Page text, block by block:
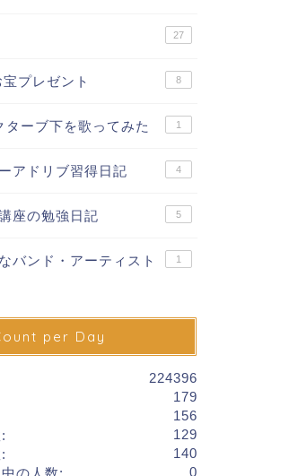
27
プレゼント 8
ターブ下を歌ってみた 1
アドリブ習得日記 4
座の勉強日記 5
バンド・アーティスト 1
per Day
224396
179
156
129
140
0
の人数: